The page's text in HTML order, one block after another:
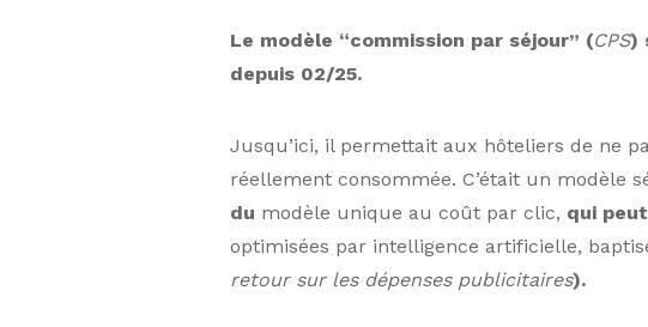
Le modèle “commission par séjour” (CPS)
depuis 02/25.
Jusqu’ici, il permettait aux hôteliers de ne
réellement consommée. C’était un modèle
du modèle unique au coût par clic, qui
optimisées par intelligence artificielle,
retour sur les dépenses publicitaires).